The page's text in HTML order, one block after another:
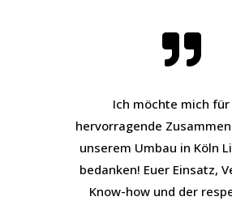

Ich möchte mich für
hervorragende
unserem Umbau in Köln
bedanken! Euer Einsatz,
Know-how und der